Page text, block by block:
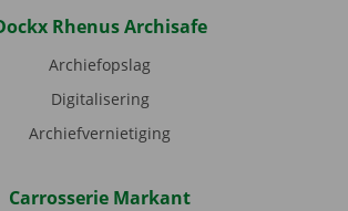
Rhenus Archisafe
Archiefopslag
Digitalisering
Archiefvernietiging
Carrosserie Markant